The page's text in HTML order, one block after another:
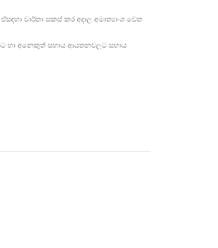
වාර්තා සකස් කර අදාල අමාත්‍යාංශ වෙත
හා අනෙකුත් සහාය ආයතනවලට සහාය